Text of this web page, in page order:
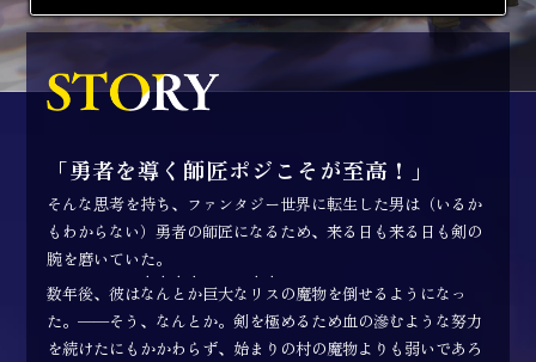
リキューレ
コミックパルフェ
「勇者を導く師匠ポジこそが至高！」
そんな思考を持ち、ファンタジー世界に転生した男は（いるか
もわからない）勇者の師匠になるため、来る日も来る日も剣の
腕を磨いていた。
数年後、彼はなんとか
・・・・
巨大な リス
・・
の魔物を倒せるようになっ
た。——そう、なんとか。剣を極めるため血の滲むような努力
を続けたにもかかわらず、始まりの村の魔物よりも弱いであろ